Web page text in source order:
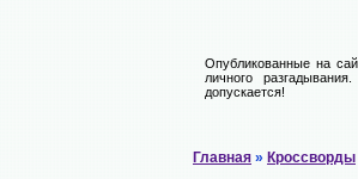
Опубликованные на
личного
допускается!
Главная » Кроссворды